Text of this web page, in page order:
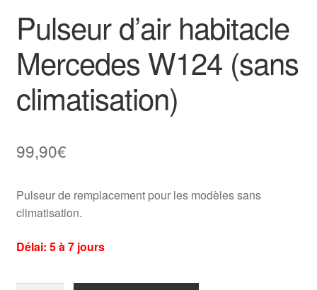
Pulseur d’air habitacle
Mercedes W124 (sans
climatisation)
99,90€
Pulseur de remplacement pour les modèles sans
climatisation.
Délai: 5 à 7 jours